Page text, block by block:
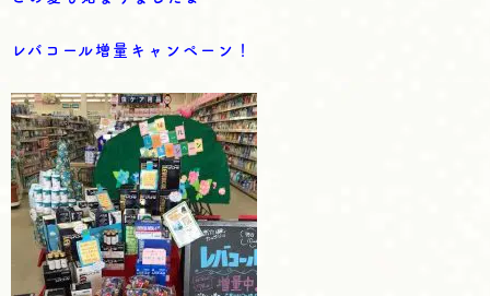
レバコール増量キャンペーン！